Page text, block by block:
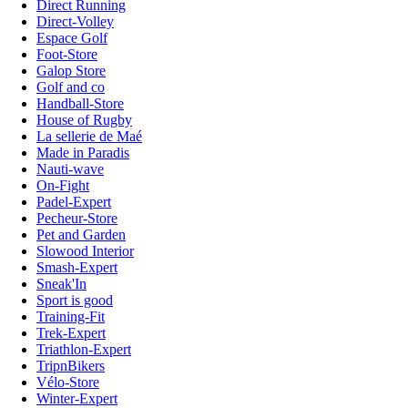
Direct Running
Direct-Volley
Espace Golf
Foot-Store
Galop Store
Golf and co
Handball-Store
House of Rugby
La sellerie de Maé
Made in Paradis
Nauti-wave
On-Fight
Padel-Expert
Pecheur-Store
Pet and Garden
Slowood Interior
Smash-Expert
Sneak'In
Sport is good
Training-Fit
Trek-Expert
Triathlon-Expert
TripnBikers
Vélo-Store
Winter-Expert